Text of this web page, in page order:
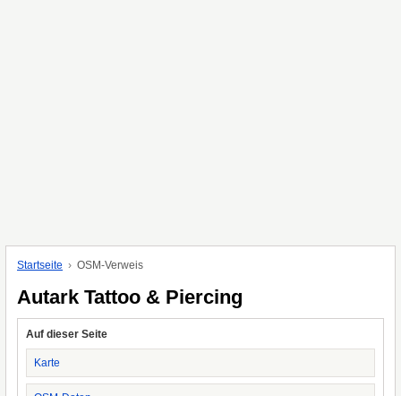
Startseite OSM-Verweis
Autark Tattoo & Piercing
Auf dieser Seite
Karte